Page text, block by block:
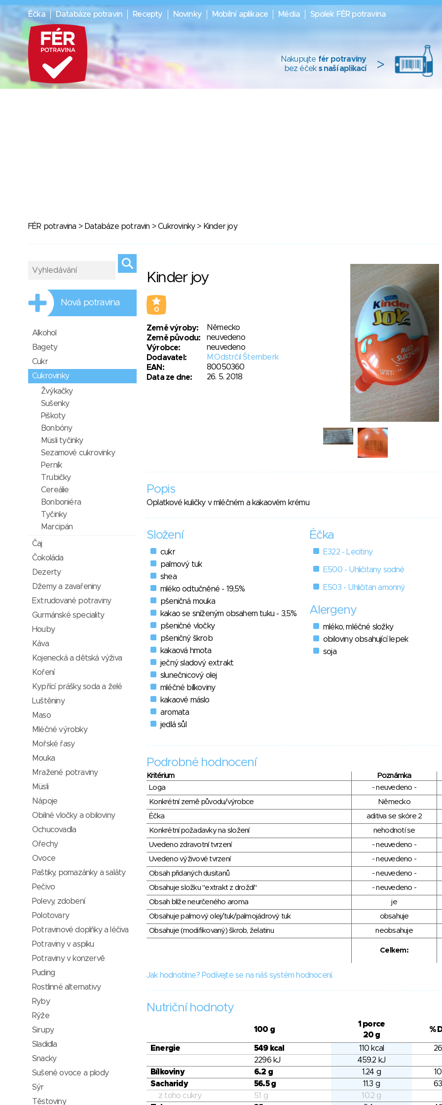
Éčka Databáze potravin Recepty Novinky Mobilní aplikace Média Spolek FÉR potravina
Nakupujte fér potraviny
bez éček s naší aplikací >
FÉR potravina > Databáze potravin >Cukrovinky> Kinder joy
Kinder joy
0
Země výroby:
Německo
Země původu:
neuvedeno
Výrobce:
neuvedeno
Dodavatel:
M.Odstrčil Šternberk
EAN:
80050360
Data ze dne:
26. 5. 2018
Popis
Oplatkové kuličky v mléčném a kakaovém krému
Složení
cukr
palmový tuk
shea
mléko odtučněné - 19,5%
pšeničná mouka
kakao se sníženým obsahem tuku - 3,5%
pšeničné vločky
pšeničný škrob
kakaová hmota
ječný sladový extrakt
slunečnicový olej
mléčné bílkoviny
kakaové máslo
aromata
jedlá sůl
Éčka
E322 - Lecitiny
E500 - Uhličitany sodné
E503 - Uhličitan amonný
Alergeny
mléko, mléčné složky
obiloviny obsahující lepek
soja
Podrobné hodnocení
Kritérium Poznámka
Loga
- neuvedeno -
Konkrétní země původu/výrobce
Německo
Éčka
aditiva se skóre 2
Konkrétní požadavky na složení
nehodnotí se
Uvedeno zdravotní tvrzení
- neuvedeno -
Uvedeno výživové tvrzení
- neuvedeno -
Obsah přidaných dusitanů
- neuvedeno -
Obsahuje složku "extrakt z droždí"
- neuvedeno -
Obsah blíže neurčeného aroma
je
Obsahuje palmový olej/tuk/palmojádrový tuk
obsahuje
Obsahuje (modifikovaný) škrob, želatinu
neobsahuje
Celkem:
Jak hodnotíme? Podívejte se na náš systém hodnocení.
Nutriční hodnoty
100 g
1 porce
20 g
%
Energie 549 kcal 110 kcal
2296 kJ
459.2 kJ
Bílkoviny
6.2 g 1.24 g
Sacharidy
56.5 g 11.3 g
z toho cukry
51 g
10.2 g
Nová potravina
Alkohol
Bagety
Cukr
Cukrovinky
Žvýkačky
Sušenky
Piškoty
Bonbóny
Müsli tyčinky
Sezamové cukrovinky
Perník
Trubičky
Cereálie
Bonboniéra
Tyčinky
Marcipán
Čaj
Čokoláda
Dezerty
Džemy a zavařeniny
Extrudované potraviny
Gurmánské speciality
Houby
Káva
Kojenecká a dětská výživa
Koření
Kypřící prášky, soda a želé
Luštěniny
Maso
Mléčné výrobky
Mořské řasy
Mouka
Mražené potraviny
Müsli
Nápoje
Obilné vločky a obiloviny
Ochucovadla
Ořechy
Ovoce
Paštiky, pomazánky a saláty
Pečivo
Polevy, zdobení
Polotovary
Potravinové doplňky a léčiva
Potraviny v aspiku
Potraviny v konzervě
Puding
Rostlinné alternativy
Ryby
Rýže
Sirupy
Sladidla
Snacky
Sušené ovoce a plody
Sýr
Těstoviny